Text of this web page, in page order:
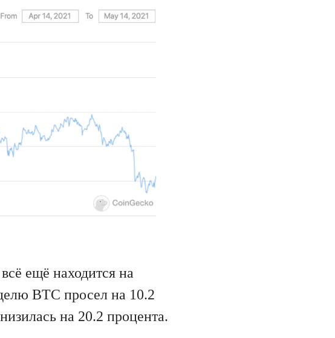
ещё находится на
BTC просел на 10.2
на 20.2 процента.